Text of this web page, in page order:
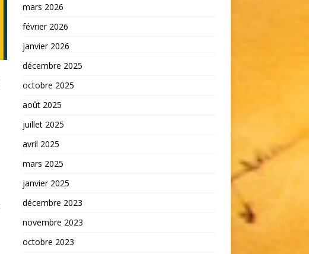
mars 2026
février 2026
janvier 2026
décembre 2025
octobre 2025
août 2025
juillet 2025
avril 2025
mars 2025
janvier 2025
décembre 2023
novembre 2023
octobre 2023